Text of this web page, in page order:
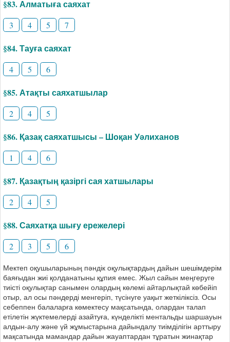
§83. Алматыға саяхат
3 4 5 7
§84. Тауға саяхат
4 5 6
§85. Атақты саяхатшылар
2 4 5
§86. Қазақ саяхатшысы – Шоқан Уәлиханов
1 4 6
§87. Қазақтың қазіргі сая хатшылары
2 4 5
§88. Саяхатқа шығу ережелері
2 3 5 6
Мектеп оқушыларының пәндік оқулықтардың дайын шешімдерім
баяғыдан жиі қолданатыны құпия емес. Жыл сайын меңгеруге
тиісті оқулықтар санымен олардың көлемі айтарлықтай көбейіп
отыр, ал осы пәндерді менгеріп, түсінуге уақыт жеткіліксіз. Осы
себеппен балаларға көмектесу мақсатында, олардан талап
етілетін жүктемелерді азайтуға, күнделікті ментальды шаршауын
алдын-алу және үй жұмыстарына дайындалу тиімділігін арттыру
мақсатында мамандар дайын жауаптардан тұратын жинақтар